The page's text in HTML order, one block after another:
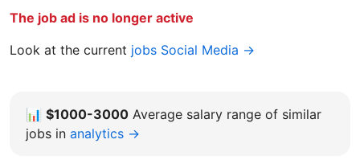
The job ad is no longer active
Look at the current jobs Social Media →
📊 $1000-3000 Average salary range of similar
jobs in analytics →